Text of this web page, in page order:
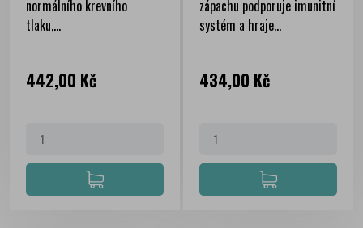
normálního krevního
tlaku,...
Cena
442,00 Kč
zápachu podporuje imunitní
systém a hraje...
Cena
434,00 Kč